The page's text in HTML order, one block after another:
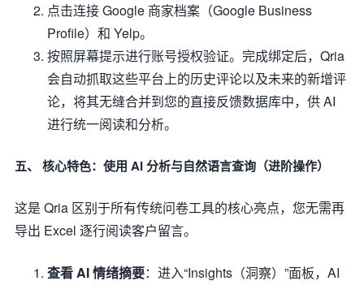
点击连接 Google 商家档案（Google Business
Profile）和 Yelp。
按照屏幕提示进行账号授权验证。完成绑定后，Qria
会自动抓取这些平台上的历史评论以及未来的新增评
论，将其无缝合并到您的直接反馈数据库中，供 AI
进行统一阅读和分析。
五、 核心特色：使用 AI 分析与自然语言查询（进阶操作）
这是 Qria 区别于所有传统问卷工具的核心亮点，您无需再
导出 Excel 逐行阅读客户留言。
查看 AI 情绪摘要：进入“Insights（洞察）”面板，AI